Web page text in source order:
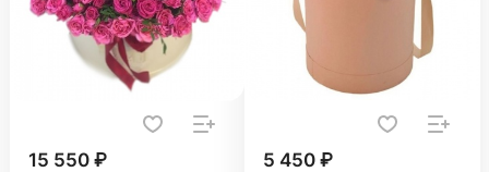
15 550 ₽ 5 450 ₽